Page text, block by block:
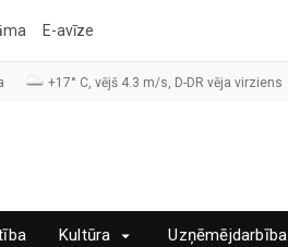
E-avīze
+17° C, vējš 4.3 m/s, D-DR vēja virziens
Kultūra Uzņēmējdarbība